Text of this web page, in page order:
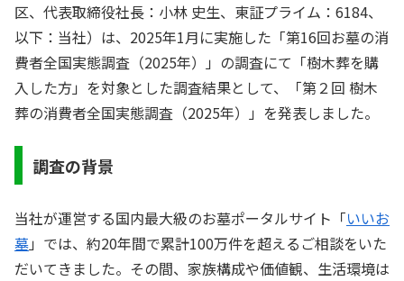
区、代表取締役社長：小林 史生、東証プライム：6184、
以下：当社）は、2025年1月に実施した「第16回お墓の消
費者全国実態調査（2025年）」の調査にて「樹木葬を購
入した方」を対象とした調査結果として、「第２回 樹木
葬の消費者全国実態調査（2025年）」を発表しました。
調査の背景
当社が運営する国内最大級のお墓ポータルサイト「いいお
墓」では、約20年間で累計100万件を超えるご相談をいた
だいてきました。その間、家族構成や価値観、生活環境は